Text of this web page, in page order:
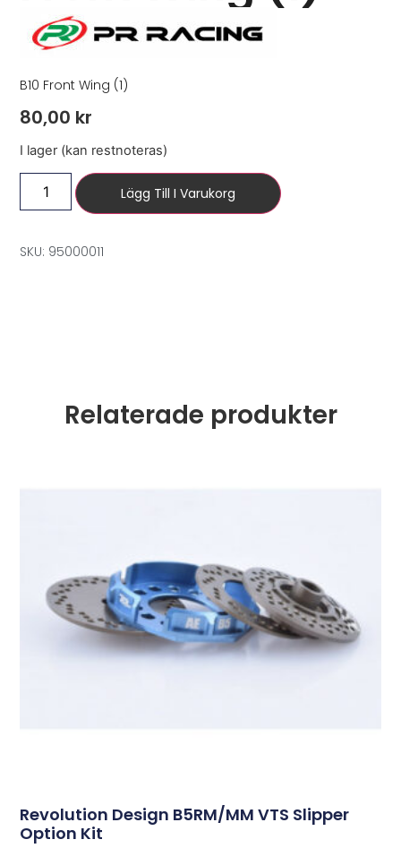
B10 Front Wing (1)
80,00 kr
I lager (kan restnoteras)
Lägg Till I Varukorg
SKU: 95000011
Relaterade produkter
Revolution Design B5RM/MM VTS Slipper
Option Kit